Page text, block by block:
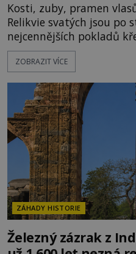
Kosti, zuby, pramen
Relikvie svatých jsou po
nejcennějších pokladů
mají pečlivě doloženou
záhady, krádeže i
o skutečné historické události. Ve
Evropě mají relikvie
jen předmětem úcty
ZOBRAZIT VÍCE
ZÁHADY HISTORIE
Železný zázrak z